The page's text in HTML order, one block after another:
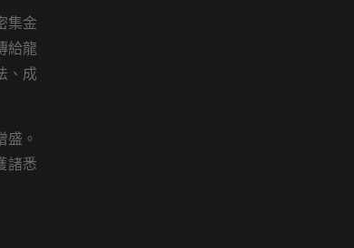
集金
給龍
、成
盛。
諸悉